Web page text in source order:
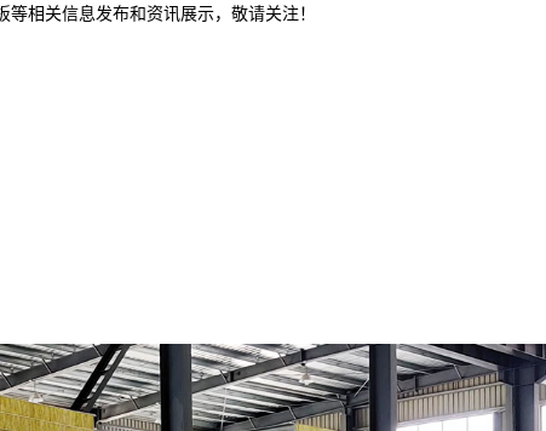
相关信息发布和资讯展示，敬请关注！